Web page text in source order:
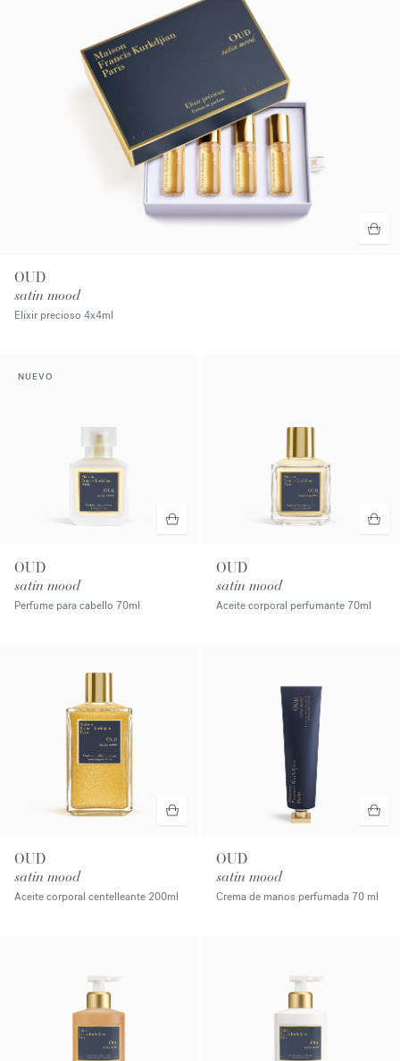
OUD
satin mood
Elixir precioso 4x4ml
NUEVO
OUD
satin mood
Perfume para cabello 70ml
OUD
satin mood
Aceite corporal perfumante 70ml
OUD
satin mood
Aceite corporal centelleante 200ml
OUD
satin mood
Crema de manos perfumada 70 ml